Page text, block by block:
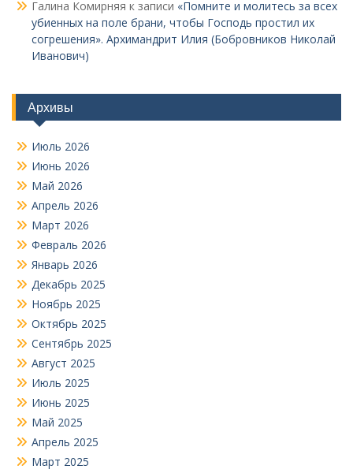
Галина Комирняя к записи «Помните и молитесь за всех
убиенных на поле брани, чтобы Господь простил их
согрешения». Архимандрит Илия (Бобровников Николай
Иванович)
Архивы
Июль 2026
Июнь 2026
Май 2026
Апрель 2026
Март 2026
Февраль 2026
Январь 2026
Декабрь 2025
Ноябрь 2025
Октябрь 2025
Сентябрь 2025
Август 2025
Июль 2025
Июнь 2025
Май 2025
Апрель 2025
Март 2025